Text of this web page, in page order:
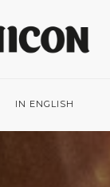
IN ENGLISH